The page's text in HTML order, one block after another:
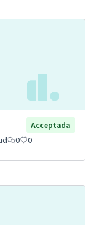
Acceptada
0 0